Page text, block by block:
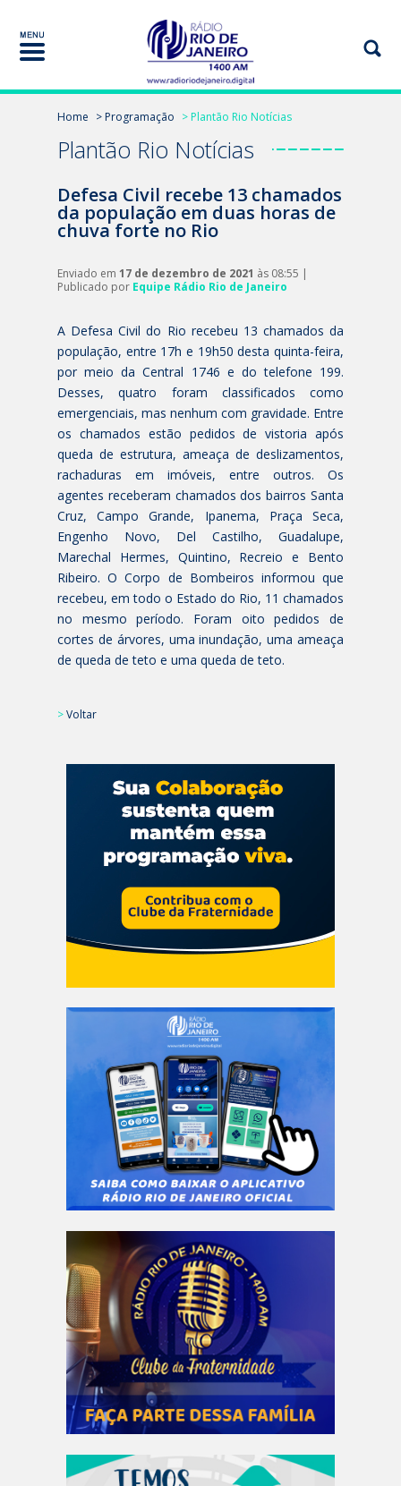
Home > Programação > Plantão Rio Notícias
Plantão Rio Notícias
Defesa Civil recebe 13 chamados
da população em duas horas de
chuva forte no Rio
Enviado em 17 de dezembro de 2021 às 08:55 |
Publicado por Equipe Rádio Rio de Janeiro
A Defesa Civil do Rio recebeu 13 chamados da
população, entre 17h e 19h50 desta quinta-feira,
por meio da Central 1746 e do telefone 199.
Desses, quatro foram classificados como
emergenciais, mas nenhum com gravidade. Entre
os chamados estão pedidos de vistoria após
queda de estrutura, ameaça de deslizamentos,
rachaduras em imóveis, entre outros. Os
agentes receberam chamados dos bairros Santa
Cruz, Campo Grande, Ipanema, Praça Seca,
Engenho Novo, Del Castilho, Guadalupe,
Marechal Hermes, Quintino, Recreio e Bento
Ribeiro. O Corpo de Bombeiros informou que
recebeu, em todo o Estado do Rio, 11 chamados
no mesmo período. Foram oito pedidos de
cortes de árvores, uma inundação, uma ameaça
de queda de teto e uma queda de teto.
>Voltar